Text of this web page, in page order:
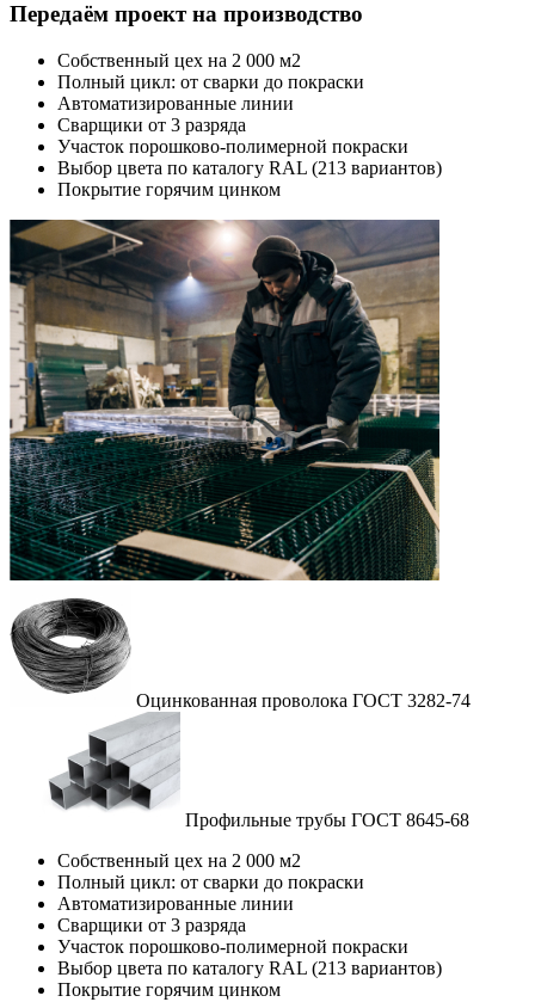
Передаём проект на производство
Собственный цех на 2 000 м2
Полный цикл: от сварки до покраски
Автоматизированные линии
Сварщики от 3 разряда
Участок порошково-полимерной покраски
Выбор цвета по каталогу RAL (213 вариантов)
Покрытие горячим цинком
Оцинкованная проволока ГОСТ 3282-74
Профильные трубы ГОСТ 8645-68
Собственный цех на 2 000 м2
Полный цикл: от сварки до покраски
Автоматизированные линии
Сварщики от 3 разряда
Участок порошково-полимерной покраски
Выбор цвета по каталогу RAL (213 вариантов)
Покрытие горячим цинком